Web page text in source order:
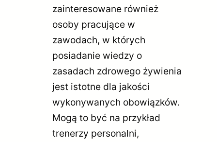
zainteresowane również
osoby pracujące w
zawodach, w których
posiadanie wiedzy o
zasadach zdrowego żywienia
jest istotne dla jakości
wykonywanych obowiązków.
Mogą to być na przykład
trenerzy personalni,